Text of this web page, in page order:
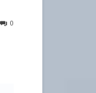
0